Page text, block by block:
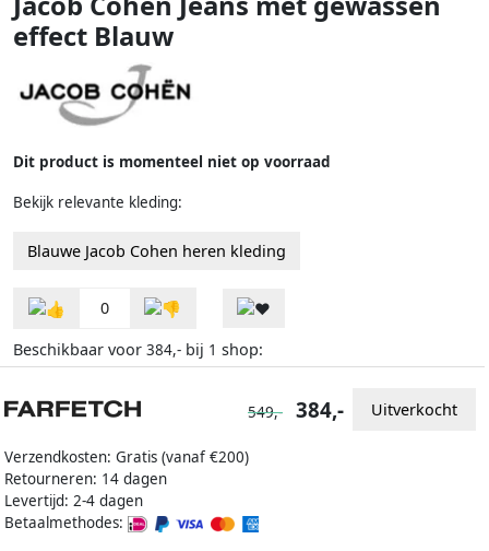
effect Blauw
Dit product is momenteel niet op voorraad
Bekijk relevante kleding:
Blauwe Jacob Cohen heren kleding
0
Beschikbaar voor 384,- bij 1 shop:
Verzendkosten: Gratis (vanaf €200)
Retourneren: 14 dagen
Levertijd: 2-4 dagen
Betaalmethodes:
549,- 384,- Uitverkocht